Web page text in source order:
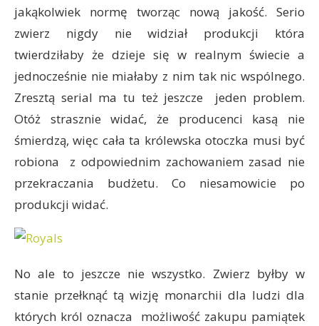
jakąkolwiek normę tworząc nową jakość. Serio
zwierz nigdy nie widział produkcji która
twierdziłaby że dzieje się w realnym świecie a
jednocześnie nie miałaby z nim tak nic wspólnego.
Zresztą serial ma tu też jeszcze jeden problem.
Otóż strasznie widać, że producenci kasą nie
śmierdzą, więc cała ta królewska otoczka musi być
robiona z odpowiednim zachowaniem zasad nie
przekraczania budżetu. Co niesamowicie po
produkcji widać.
No ale to jeszcze nie wszystko. Zwierz byłby w
stanie przełknąć tą wizję monarchii dla ludzi dla
których król oznacza możliwość zakupu pamiątek